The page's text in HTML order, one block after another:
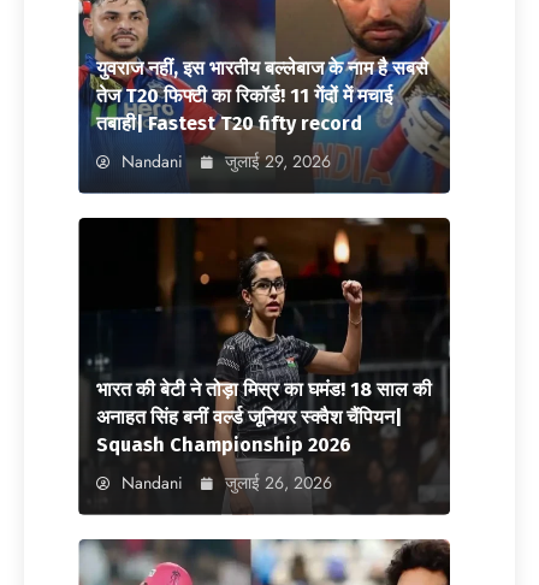
युवराज नहीं, इस भारतीय बल्लेबाज के नाम है सबसे
तेज T20 फिफ्टी का रिकॉर्ड! 11 गेंदों में मचाई
तबाही| Fastest T20 fifty record
Nandani जुलाई 29, 2026
भारत की बेटी ने तोड़ा मिस्र का घमंड! 18 साल की
अनाहत सिंह बनीं वर्ल्ड जूनियर स्क्वैश चैंपियन|
Squash Championship 2026
Nandani जुलाई 26, 2026